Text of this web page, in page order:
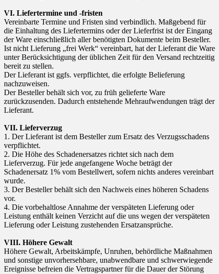
VI. Liefertermine und -fristen
Vereinbarte Termine und Fristen sind verbindlich. Maßgebend für
die Einhaltung des Liefertermins oder der Lieferfrist ist der Eingang
der Ware einschließlich aller benötigten Dokumente beim Besteller.
Ist nicht Lieferung „frei Werk“ vereinbart, hat der Lieferant die Ware
unter Berücksichtigung der üblichen Zeit für den Versand rechtzeitig
bereit zu stellen.
Der Lieferant ist ggfs. verpflichtet, die erfolgte Belieferung
nachzuweisen.
Der Besteller behält sich vor, zu früh gelieferte Ware
zurückzusenden. Dadurch entstehende Mehraufwendungen trägt der
Lieferant.
VII. Lieferverzug
1. Der Lieferant ist dem Besteller zum Ersatz des Verzugsschadens
verpflichtet.
2. Die Höhe des Schadenersatzes richtet sich nach dem
Lieferverzug. Für jede angefangene Woche beträgt der
Schadenersatz 1% vom Bestellwert, sofern nichts anderes vereinbart
wurde.
3. Der Besteller behält sich den Nachweis eines höheren Schadens
vor.
4. Die vorbehaltlose Annahme der verspäteten Lieferung oder
Leistung enthält keinen Verzicht auf die uns wegen der verspäteten
Lieferung oder Leistung zustehenden Ersatzansprüche.
VIII. Höhere Gewalt
Höhere Gewalt, Arbeitskämpfe, Unruhen, behördliche Maßnahmen
und sonstige unvorhersehbare, unabwendbare und schwerwiegende
Ereignisse befreien die Vertragspartner für die Dauer der Störung